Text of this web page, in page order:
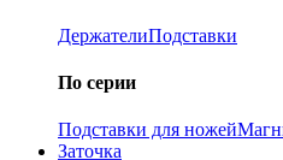
ДержателиПодставки
По серии
Подставки для ножей
Заточка